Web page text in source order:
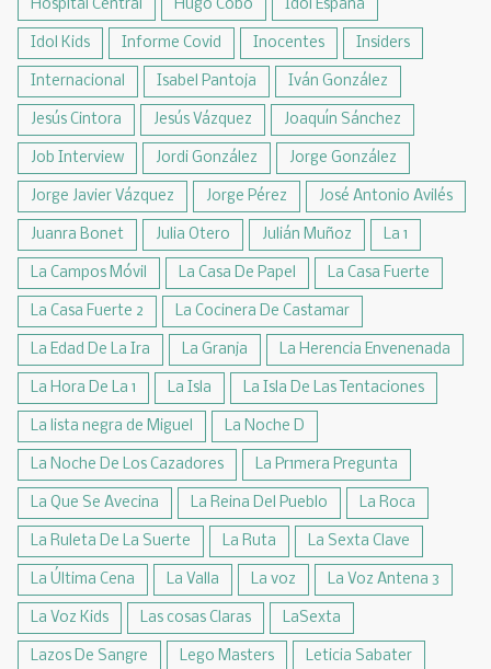
Hospital Central Hugo Cobo Idol España
Idol Kids Informe Covid Inocentes Insiders
Internacional Isabel Pantoja Iván González
Jesús Cintora Jesús Vázquez Joaquín Sánchez
Job Interview Jordi González Jorge González
Jorge Javier Vázquez Jorge Pérez José Antonio Avilés
Juanra Bonet Julia Otero Julián Muñoz La 1
La Campos Móvil La Casa De Papel La Casa Fuerte
La Casa Fuerte 2 La Cocinera De Castamar
La Edad De La Ira La Granja La Herencia Envenenada
La Hora De La 1 La Isla La Isla De Las Tentaciones
La lista negra de Miguel La Noche D
La Noche De Los Cazadores La Pr1mera Pregunta
La Que Se Avecina La Reina Del Pueblo La Roca
La Ruleta De La Suerte La Ruta La Sexta Clave
La Última Cena La Valla La voz La Voz Antena 3
La Voz Kids Las cosas Claras LaSexta
Lazos De Sangre Lego Masters Leticia Sabater